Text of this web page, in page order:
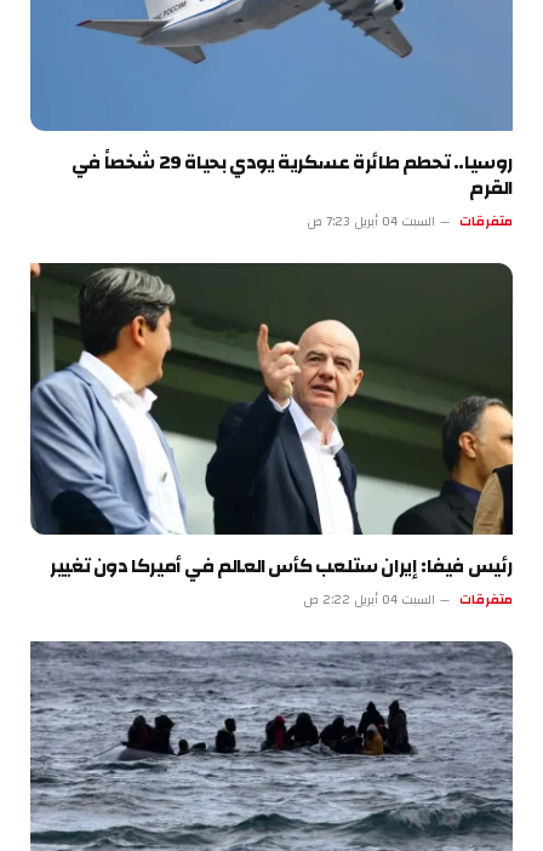
روسيا.. تحطم طائرة عسكرية يودي بحياة 29 شخصاً في
القرم
متفرقات السبت 04 أبريل 7:23 ص
رئيس فيفا: إيران ستلعب كأس العالم في أميركا دون تغيير
متفرقات السبت 04 أبريل 2:22 ص